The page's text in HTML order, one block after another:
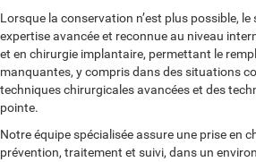
Lorsque la conservation n’est plus possible, le
expertise avancée et reconnue au niveau
et en chirurgie implantaire, permettant le
manquantes, y compris dans des situations
techniques chirurgicales avancées et des
pointe.
Notre équipe spécialisée assure une prise en
prévention, traitement et suivi, dans un